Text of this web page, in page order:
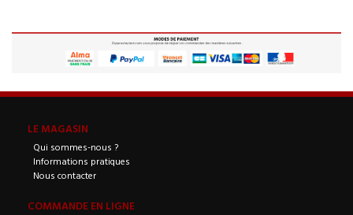
LE MAGASIN
Qui sommes-nous ?
Informations pratiques
Nous contacter
COMMANDE EN LIGNE